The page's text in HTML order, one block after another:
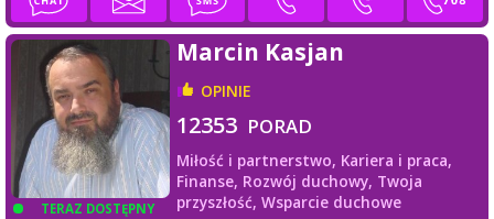
TERAZ DOSTĘPNY
Marcin Kasjan
OPINIE
12353 PORAD
Miłość i partnerstwo, Kariera i praca,
Finanse, Rozwój duchowy, Twoja
przyszłość, Wsparcie duchowe